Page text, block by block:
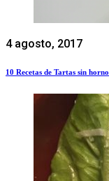
4 agosto, 2017
10 Recetas de Tartas sin horno